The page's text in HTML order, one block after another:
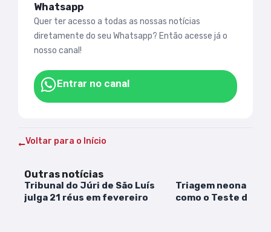
Whatsapp
Quer ter acesso a todas as nossas notícias
diretamente do seu Whatsapp? Então acesse já o
nosso canal!
Entrar no canal
Voltar para o Início
Outras notícias
Tribunal do Júri de São Luís
julga 21 réus em fevereiro
Triagem neonatal:
como o Teste da